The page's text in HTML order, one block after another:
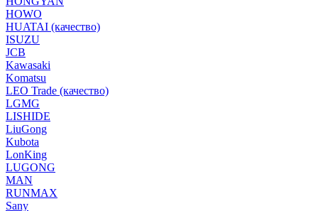
HOWO
HUATAI (качество)
ISUZU
JCB
Kawasaki
Komatsu
LEO Trade (качество)
LGMG
LISHIDE
LiuGong
Kubota
LonKing
LUGONG
MAN
RUNMAX
Sany